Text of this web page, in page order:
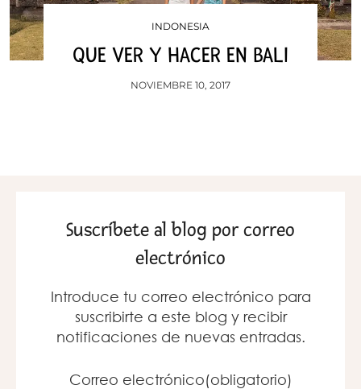
INDONESIA
QUE VER Y HACER EN BALI
NOVIEMBRE 10, 2017
Suscríbete al blog por correo
electrónico
Introduce tu correo electrónico para
suscribirte a este blog y recibir
notificaciones de nuevas entradas.
Correo electrónico(obligatorio)